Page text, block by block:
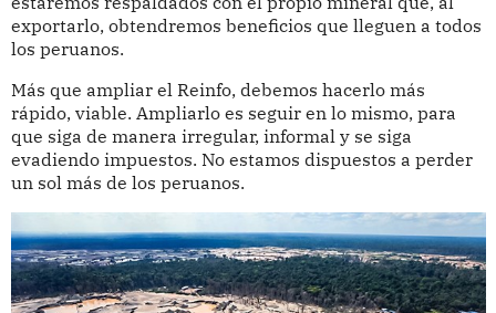
exportarlo, obtendremos beneficios que lleguen a todos
los peruanos.
Más que ampliar el Reinfo, debemos hacerlo más
rápido, viable. Ampliarlo es seguir en lo mismo, para
que siga de manera irregular, informal y se siga
evadiendo impuestos. No estamos dispuestos a perder
un sol más de los peruanos.